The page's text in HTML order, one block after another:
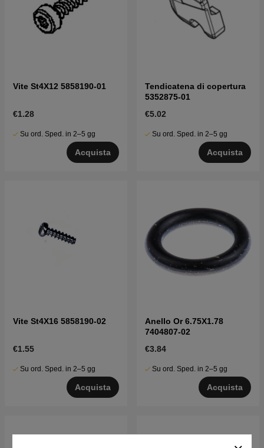
Vite St4X12 5858190-01
€1.28
Su ord. Sped. in 2–5 gg
Acquista
Tendicatena di copertura
5352875-01
€5.02
Su ord. Sped. in 2–5 gg
Acquista
Vite St4X16 5858190-02
€1.55
Su ord. Sped. in 2–5 gg
Acquista
Anello Or 6.75X1.78
7404807-02
€3.84
Su ord. Sped. in 2–5 gg
Acquista